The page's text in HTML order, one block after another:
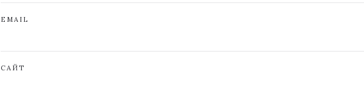
EMAIL
САЙТ